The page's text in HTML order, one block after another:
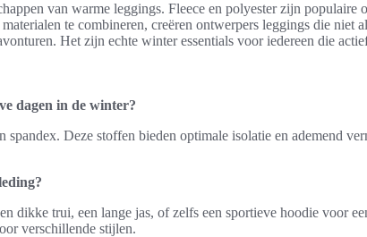
van warme leggings. Fleece en polyester zijn
te combineren, creëren ontwerpers leggings die niet
Het zijn echte winter essentials voor iedereen die
dagen in de winter?
Deze stoffen bieden optimale isolatie en ademend
dikke trui, een lange jas, of zelfs een sportieve hoodie voor
verschillende stijlen.